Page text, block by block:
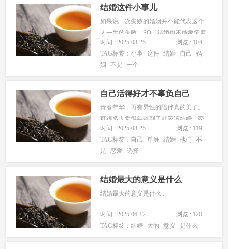
结婚这件小事儿
如果说一次失败的婚姻并不能代表这个
人一生的失败，SO，结婚也不能象征着
这个人的人生获得了成功。 中国的传统
文化常提及婚姻乃是人生大事，而我觉
得这个修辞真的太过夸张，甚至会让婚
婚姻所带来的变化近乎夸张地演绎成...
时间 : 2025-08-25
浏览 : 104
TAG标签：小事 这件 结婚 自己
婚
姻
不是 一个
自己活得好才不辜负自己
青春年华，再有异性的陪伴真的美了。
可很多人觉得年龄到了就应该结婚，恋
爱就是为了结婚？恋爱也可以是一种生
命体验，运气不错能体验到一份完美的
恋爱，最后两个人结婚，是水到渠成的
情，不是我们能决定的。于是恋爱的
路...
时间 : 2025-08-25
浏览 : 119
TAG标签： 自己 单身 结婚 他们
不
是
恋爱 选择
结婚最大的意义是什么
结婚最大的意义是什么...
时间 : 2025-06-12
浏览 : 120
TAG标签：结婚 大的 意义 是什么